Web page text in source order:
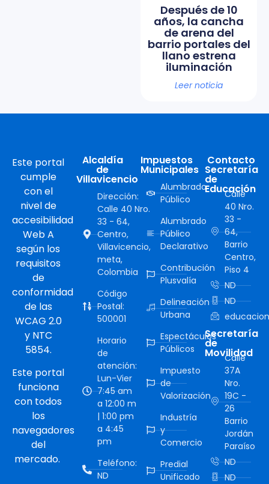
Después de 10
años, la cancha
de arena del
barrio portales del
llano estrena
iluminación
Leer noticia
Este portal
cumple
con el
nivel de
accesibilidad
Web A
según los
requisitos
de
conformidad
de las
WCAG 2.0
y NTC
5854.
Este portal
funciona
con todos
los
navegadores
del
mercado.
Alcaldía
de
Villavicencio
Dirección:
Calle 40 Nro.
33 - 64,
Centro,
Villavicencio,
meta,
Colombia
Código
Postal:
500001
Horario
de
atención:
Lun-Vier
7:45 am
a 12:00 m
| 1:00 pm
a 4:45
pm
Teléfono:
ND
Impuestos
Municipales
Alumbrado
Público
Alumbrado
Público
Declarativo
Contribución
Plusvalía
Delineación
Urbana
Espectáculos
Públicos
Impuesto
de
Valorización
Industría
y
Comercio
Predial
Unificado
Contacto
Secretaría
de
Educación
Calle
40 Nro.
33 -
64,
Barrio
Centro,
Piso 4
ND
ND
Secretaría
de
Movilidad
Calle
37A
Nro.
19C -
26
Barrio
Jordán
Paraíso
ND
ND